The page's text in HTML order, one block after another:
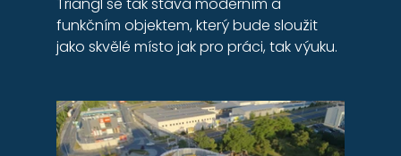
funkčním objektem, který bude sloužit
jako skvělé místo jak pro práci, tak výuku.